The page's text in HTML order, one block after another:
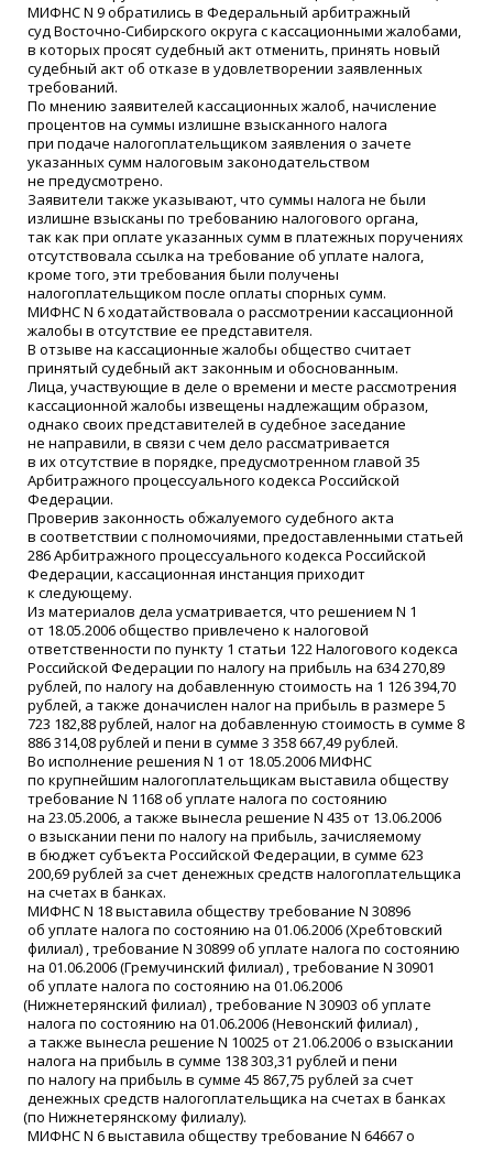
МИФНС N 9 обратились в Федеральный арбитражный
суд Восточно-Сибирского округа с кассационными жалобами,
в которых просят судебный акт отменить, принять новый
судебный акт об отказе в удовлетворении заявленных
требований.
По мнению заявителей кассационных жалоб, начисление
процентов на суммы излишне взысканного налога
при подаче налогоплательщиком заявления о зачете
указанных сумм налоговым законодательством
не предусмотрено.
Заявители также указывают, что суммы налога не были
излишне взысканы по требованию налогового органа,
так как при оплате указанных сумм в платежных поручениях
отсутствовала ссылка на требование об уплате налога,
кроме того, эти требования были получены
налогоплательщиком после оплаты спорных сумм.
МИФНС N 6 ходатайствовала о рассмотрении кассационной
жалобы в отсутствие ее представителя.
В отзыве на кассационные жалобы общество считает
принятый судебный акт законным и обоснованным.
Лица, участвующие в деле о времени и месте рассмотрения
кассационной жалобы извещены надлежащим образом,
однако своих представителей в судебное заседание
не направили, в связи с чем дело рассматривается
в их отсутствие в порядке, предусмотренном главой 35
Арбитражного процессуального кодекса Российской
Федерации.
Проверив законность обжалуемого судебного акта
в соответствии с полномочиями, предоставленными статьей
286 Арбитражного процессуального кодекса Российской
Федерации, кассационная инстанция приходит
к следующему.
Из материалов дела усматривается, что решением N 1
от 18.05.2006 общество привлечено к налоговой
ответственности по пункту 1 статьи 122 Налогового кодекса
Российской Федерации по налогу на прибыль на 634 270,89
рублей, по налогу на добавленную стоимость на 1 126 394,70
рублей, а также доначислен налог на прибыль в размере 5
723 182,88 рублей, налог на добавленную стоимость в сумме 8
886 314,08 рублей и пени в сумме 3 358 667,49 рублей.
Во исполнение решения N 1 от 18.05.2006 МИФНС
по крупнейшим налогоплательщикам выставила обществу
требование N 1168 об уплате налога по состоянию
на 23.05.2006, а также вынесла решение N 435 от 13.06.2006
о взыскании пени по налогу на прибыль, зачисляемому
в бюджет субъекта Российской Федерации, в сумме 623
200,69 рублей за счет денежных средств налогоплательщика
на счетах в банках.
МИФНС N 18 выставила обществу требование N 30896
об уплате налога по состоянию на 01.06.2006(Хребтовский
филиал) , требование N 30899 об уплате налога по состоянию
на 01.06.2006(Гремучинский филиал) , требование N 30901
об уплате налога по состоянию на 01.06.2006
(Нижнетерянский филиал) , требование N 30903 об уплате
налога по состоянию на 01.06.2006(Невонский филиал) ,
а также вынесла решение N 10025 от 21.06.2006 о взыскании
налога на прибыль в сумме 138 303,31 рублей и пени
по налогу на прибыль в сумме 45 867,75 рублей за счет
денежных средств налогоплательщика на счетах в банках
(по Нижнетерянскому филиалу).
МИФНС N 6 выставила обществу требование N 64667 о